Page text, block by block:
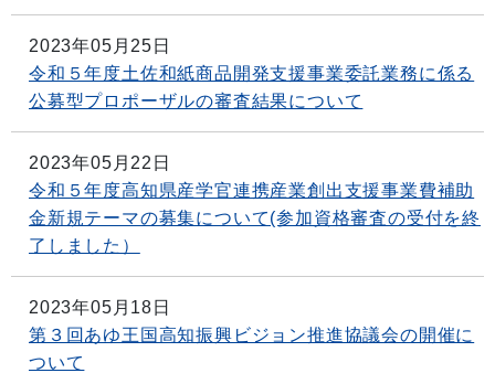
2023年05月25日
令和５年度土佐和紙商品開発支援事業委託業務に係る
公募型プロポーザルの審査結果について
2023年05月22日
令和５年度高知県産学官連携産業創出支援事業費補助
金新規テーマの募集について(参加資格審査の受付を終
了しました）
2023年05月18日
第３回あゆ王国高知振興ビジョン推進協議会の開催に
ついて